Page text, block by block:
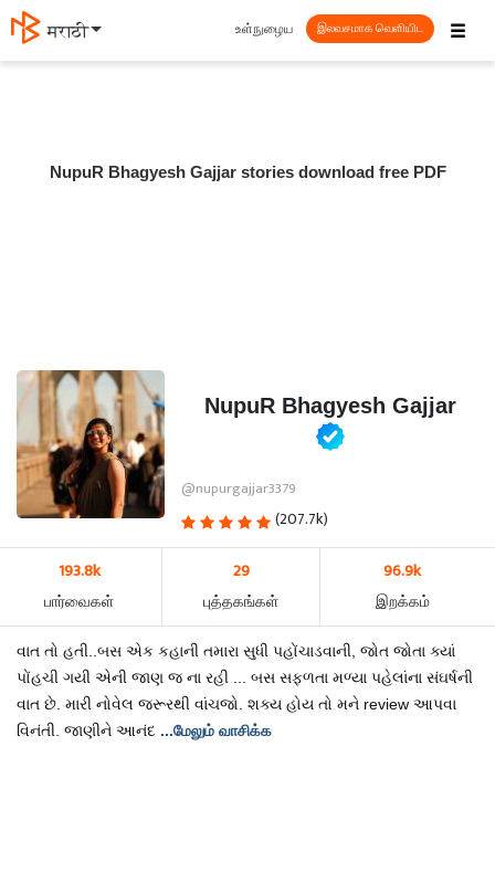
मराठी ☰
உள்நுழைய இலவசமாக வெளியிட
NupuR Bhagyesh Gajjar stories download free PDF
NupuR Bhagyesh Gajjar
@nupurgajjar3379
(207.7k)
193.8k
பார்வைகள்
29
புத்தகங்கள்
96.9k
இறக்கம்
વાત તો હતી..બસ એક કહાની તમારા સુધી પહોંચાડવાની, જોત જોતા ક્યાં
પોંહચી ગયી એની જાણ જ ના રહી ... બસ સફળતા મળ્યા પહેલાંના સંઘર્ષની
વાત છે. મારી નોવેલ જરૂરથી વાંચજો. શક્ય હોય તો મને review આપવા
વિનંતી. જાણીને આનંદ ...மேலும் வாசிக்க